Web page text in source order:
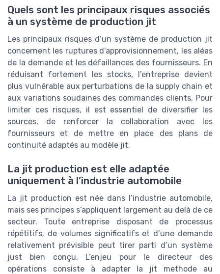
Quels sont les principaux risques associés
à un système de production jit
Les principaux risques d’un système de production jit
concernent les ruptures d’approvisionnement, les aléas
de la demande et les défaillances des fournisseurs. En
réduisant fortement les stocks, l’entreprise devient
plus vulnérable aux perturbations de la supply chain et
aux variations soudaines des commandes clients. Pour
limiter ces risques, il est essentiel de diversifier les
sources, de renforcer la collaboration avec les
fournisseurs et de mettre en place des plans de
continuité adaptés au modèle jit.
La jit production est elle adaptée
uniquement à l’industrie automobile
La jit production est née dans l’industrie automobile,
mais ses principes s’appliquent largement au delà de ce
secteur. Toute entreprise disposant de processus
répétitifs, de volumes significatifs et d’une demande
relativement prévisible peut tirer parti d’un système
just bien conçu. L’enjeu pour le directeur des
opérations consiste à adapter la jit methode au